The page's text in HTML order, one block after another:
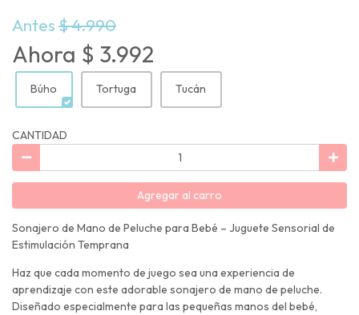
Antes$ 4.990
Ahora $ 3.992
Búho Tortuga Tucán
CANTIDAD
Agregar al carro
Sonajero de Mano de Peluche para Bebé – Juguete Sensorial de
Estimulación Temprana
Haz que cada momento de juego sea una experiencia de
aprendizaje con este adorable sonajero de mano de peluche.
Diseñado especialmente para las pequeñas manos del bebé,